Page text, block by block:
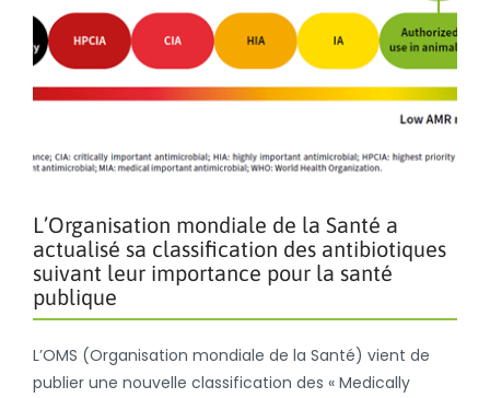
L’Organisation mondiale de la Santé a
actualisé sa classification des antibiotiques
suivant leur importance pour la santé
publique
L’OMS (Organisation mondiale de la Santé) vient de
publier une nouvelle classification des « Medically